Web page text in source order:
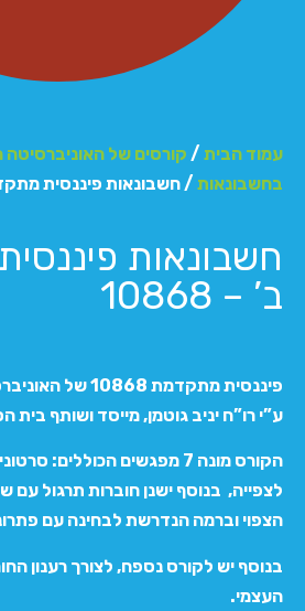
עמוד הבית / קורסים של
בחשבונאות / חשבונאות פיננסית מתקדמת
חשבונאות
ב’ – 10868
פיננסית מתקדמת
ע”י רו”ח יניב גוטמן, מייסד ושותף בית
הקורס מונה 7 מפגשים הכוללים:
לצפייה, בנוסף ישנן חוברות תרגול עם
הצפוי וברמה הנדרשת לבחינה עם
בנוסף יש לקורס נספח, לצורך רענון
העצמי.